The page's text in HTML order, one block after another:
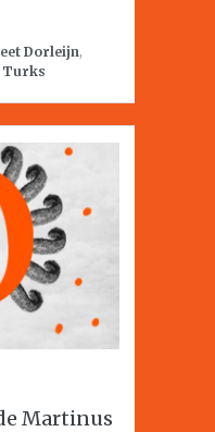
Dorleijn,
Turks
Martinus